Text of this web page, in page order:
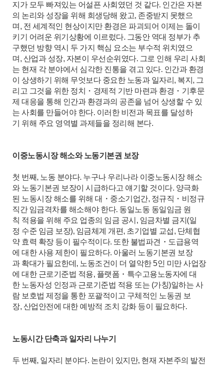
지가 모두 빠져있는 어설픈 사회였던 것 같다. 인간은 자본
의 논리와 성장을 위해 희생당해 왔고, 존중받지 못했으
며, 전 세계적인 현상이지만 환경은 파괴되어 이제는 돌이
키기 어려운 위기상황에 이르렀다. 그동안 역대 정부가 추
구했던 방향 역시 두 가지 핵심 요소는 부수적 위치였으
며, 산업과 성장, 자본이 우선순위였다. 그로 인해 우리 사회
는 현재 각 분야에서 심각한 진통을 겪고 있다. 인간과 환경
이 상생하기 위해 무엇보다 중요한 노동과 일자리, 복지, 그
리고 그것을 위한 정치・경제적 기반 마련과 환경・기후문
제 대응을 통해 인간과 환경과의 공존을 넘어 상생할 수 있
는 사회를 만들어야 한다. 이러한 비전과 목표를 달성하
기 위해 주요 영역별 과제들을 정리해 본다.
이중노동시장 해소와 노동기본권 보장
첫 번째, 노동 분야다. 누구나 우리나라 이중노동시장 해소
와 노동기본권 보장이 시급하다고 얘기할 것이다. 양극화
된 노동시장 해소를 위해 대・중소기업간, 정규직・비정규
직간 임금격차를 해소해야 한다. 동일노동 동일임금 원
칙 적용을 위해 주요 업종의 임금 공시, 임금차별 금지(일
정 수준 임금 보장), 임금체계 개편, 초기업별 교섭, 단체협
약 효력 확장 등이 필수적이다. 또한 불법파견・도급용역
에 대한 사용 제한이 필요하다. 아울러 노동기본권 보장
과 확대가 필요한데, 노동조건이 더 열악한 5인 미만 사업장
에 대한 근로기준법 적용, 플랫폼・특수고용노동자에 대
한 노동자성 인정과 근로기준법 적용 또는 (가칭)일하는 사
람 보호법 제정을 통한 포괄적이고 구체적인 노동권 보
장, 산업안전에 대한 예방적 조치 강화 등이 필요하다.
노동시간 단축과 일자리 나누기
두 번째, 일자리 분야다. 논란이 있지만, 현재 자본주의 발전